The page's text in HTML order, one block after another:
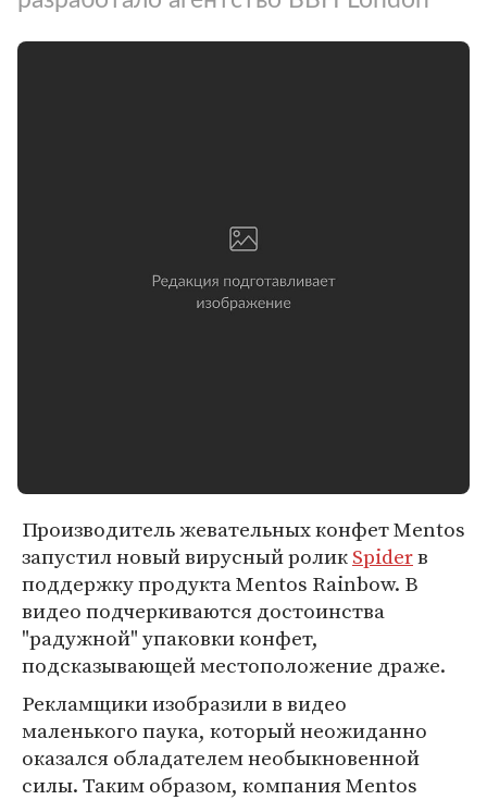
Производитель жевательных конфет Mentos
запустил новый вирусный роликSpiderв
поддержку продукта Mentos Rainbow. В
видео подчеркиваются достоинства
"радужной" упаковки конфет,
подсказывающей местоположение драже.
Рекламщики изобразили в видео
маленького паука, который неожиданно
оказался обладателем необыкновенной
силы. Таким образом, компания Mentos